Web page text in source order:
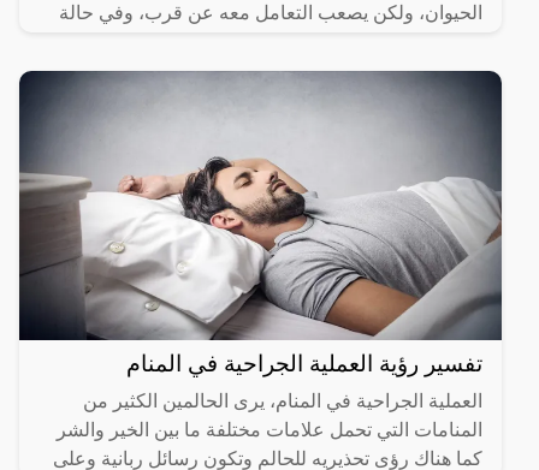
الحيوان، ولكن يصعب التعامل معه عن قرب، وفي حالة
تفسير رؤية العملية الجراحية في المنام
العملية الجراحية في المنام، يرى الحالمين الكثير من
المنامات التي تحمل علامات مختلفة ما بين الخير والشر
كما هناك رؤى تحذيريه للحالم وتكون رسائل ربانية وعلى